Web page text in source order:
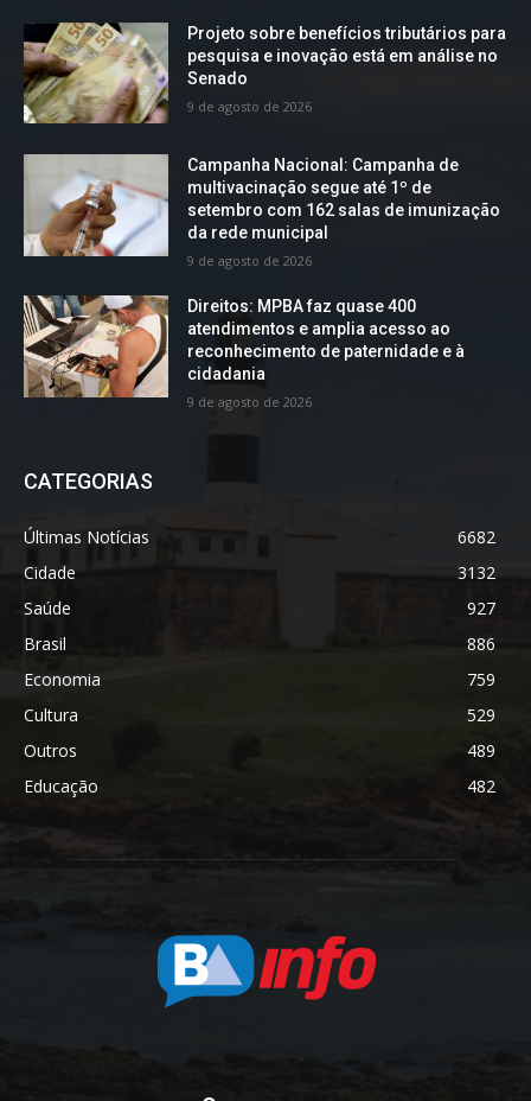
Projeto sobre benefícios tributários para
pesquisa e inovação está em análise no
Senado
9 de agosto de 2026
Campanha Nacional: Campanha de
multivacinação segue até 1º de
setembro com 162 salas de imunização
da rede municipal
9 de agosto de 2026
Direitos: MPBA faz quase 400
atendimentos e amplia acesso ao
reconhecimento de paternidade e à
cidadania
9 de agosto de 2026
CATEGORIAS
Últimas Notícias
6682
Cidade
3132
Saúde
927
Brasil
886
Economia
759
Cultura
529
Outros
489
Educação
482